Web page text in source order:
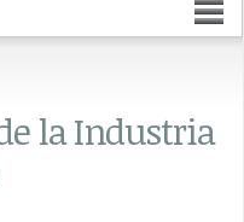
la Industria